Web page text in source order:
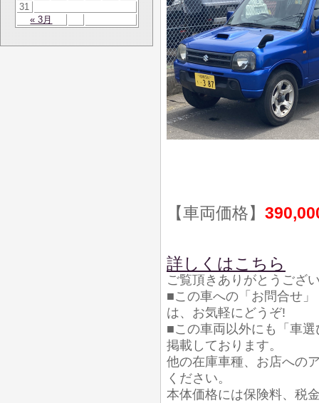
« 3月
31
【車両価格】
詳しくはこちら
ご覧頂きありがとうござ
■この車への「お問合せ
は、お気軽にどうぞ!
■この車両以外にも「車
掲載しております。
他の在庫車種、お店への
ください。
本体価格には保険料、税